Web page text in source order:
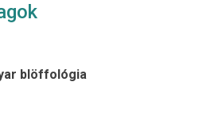
blöffológia